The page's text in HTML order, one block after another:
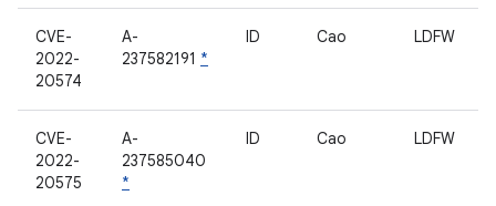
CVE-
2022-
20574
A-
237582191 *
ID Cao LDFW
CVE-
2022-
20575
A-
237585040
*
ID Cao LDFW